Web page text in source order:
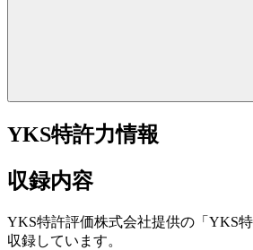
YKS特許力情報
収録内容
YKS特許評価株式会社提供の「YKS
収録しています。